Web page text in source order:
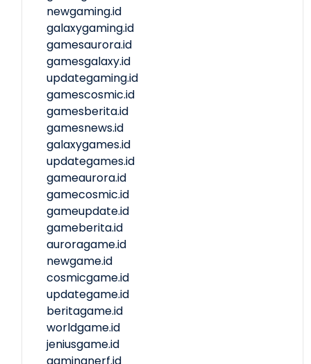
newgaming.id
galaxygaming.id
gamesaurora.id
gamesgalaxy.id
updategaming.id
gamescosmic.id
gamesberita.id
gamesnews.id
galaxygames.id
updategames.id
gameaurora.id
gamecosmic.id
gameupdate.id
gameberita.id
auroragame.id
newgame.id
cosmicgame.id
updategame.id
beritagame.id
worldgame.id
jeniusgame.id
gamingnerf.id